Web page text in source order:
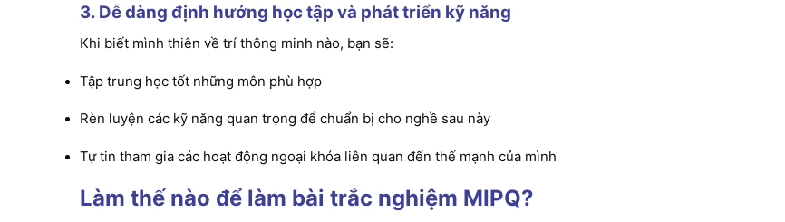
3. Dễ dàng định hướng học tập và phát triển kỹ năng
Khi biết mình thiên về trí thông minh nào, bạn sẽ:
Tập trung học tốt những môn phù hợp
Rèn luyện các kỹ năng quan trọng để chuẩn bị cho nghề sau này
Tự tin tham gia các hoạt động ngoại khóa liên quan đến thế mạnh của mình
Làm thế nào để làm bài trắc nghiệm MIPQ?